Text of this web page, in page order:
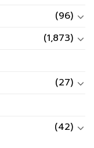
(96)
(1,873)
(27)
(42)